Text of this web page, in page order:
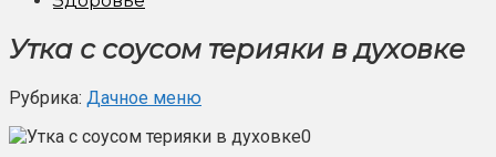
Утка с соусом терияки в духовке
Рубрика: Дачное меню